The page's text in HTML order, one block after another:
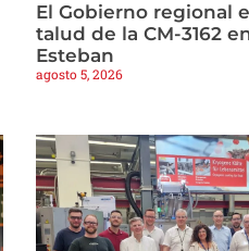
El Gobierno regional
talud de la CM-3162
Esteban
agosto 5, 2026